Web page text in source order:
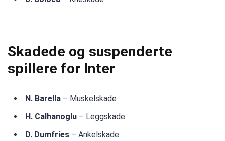
Skadede og suspenderte
spillere for Inter
N. Barella – Muskelskade
H. Calhanoglu – Leggskade
D. Dumfries – Ankelskade